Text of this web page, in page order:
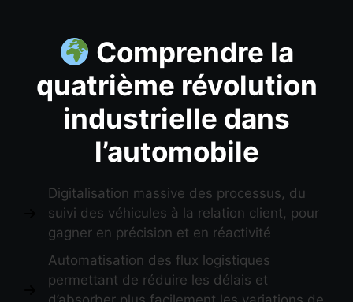
Comprendre la
quatrième révolution
industrielle dans
l’automobile
Digitalisation massive des processus, du
suivi des véhicules à la relation client, pour
gagner en précision et en réactivité
Automatisation des flux logistiques
permettant de réduire les délais et